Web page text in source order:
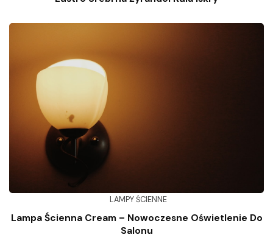
LAMPY ŚCIENNE
Lampa Ścienna Cream – Nowoczesne Oświetlenie Do
Salonu